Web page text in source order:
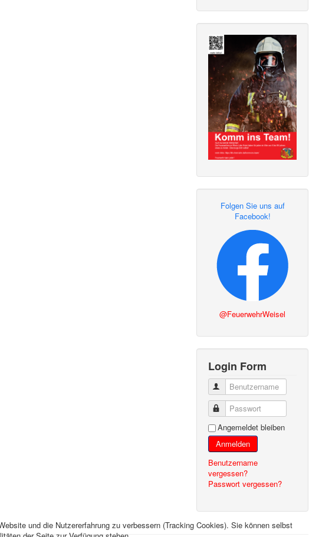
Folgen Sie uns auf
Facebook!
@FeuerwehrWeisel
Login Form
Benutzername
Passwort
Angemeldet bleiben
Anmelden
Benutzername
vergessen?
Passwort vergessen?
und die Nutzererfahrung zu verbessern (Tracking Cookies). Sie können selbst